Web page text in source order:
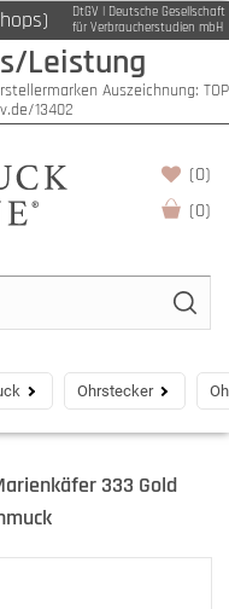
DtGV | Deutsche Gesellschaft
für Verbraucherstudien mbH
Leistung
Auszeichnung: TOP
13402
(0)
(0)
Ohrstecker
333 Gold